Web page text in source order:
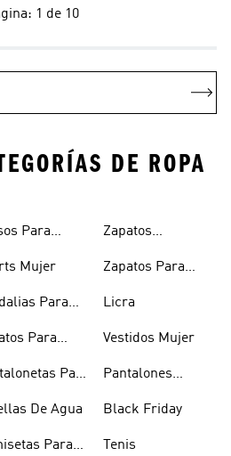
1 de 10
DE ROPA
Para
Mujer
Para
Para
Para
De Agua
Para
Zapatos
Zapatos Para
Licra
Vestidos Mujer
Pantalones
Black Friday
Tenis